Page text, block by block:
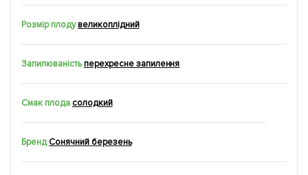
Розмір плодувеликоплідний
Запилюваність перехресне запилення
Смак плода солодкий
Бренд Сонячний березень